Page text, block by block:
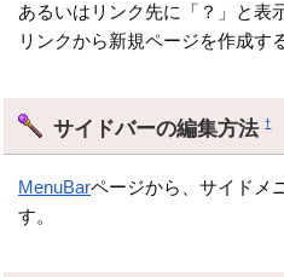
あるいはリンク先に「？」と表
リンクから新規ページを作成す
サイドバーの編集方法†
MenuBarページから、サイドメ
す。